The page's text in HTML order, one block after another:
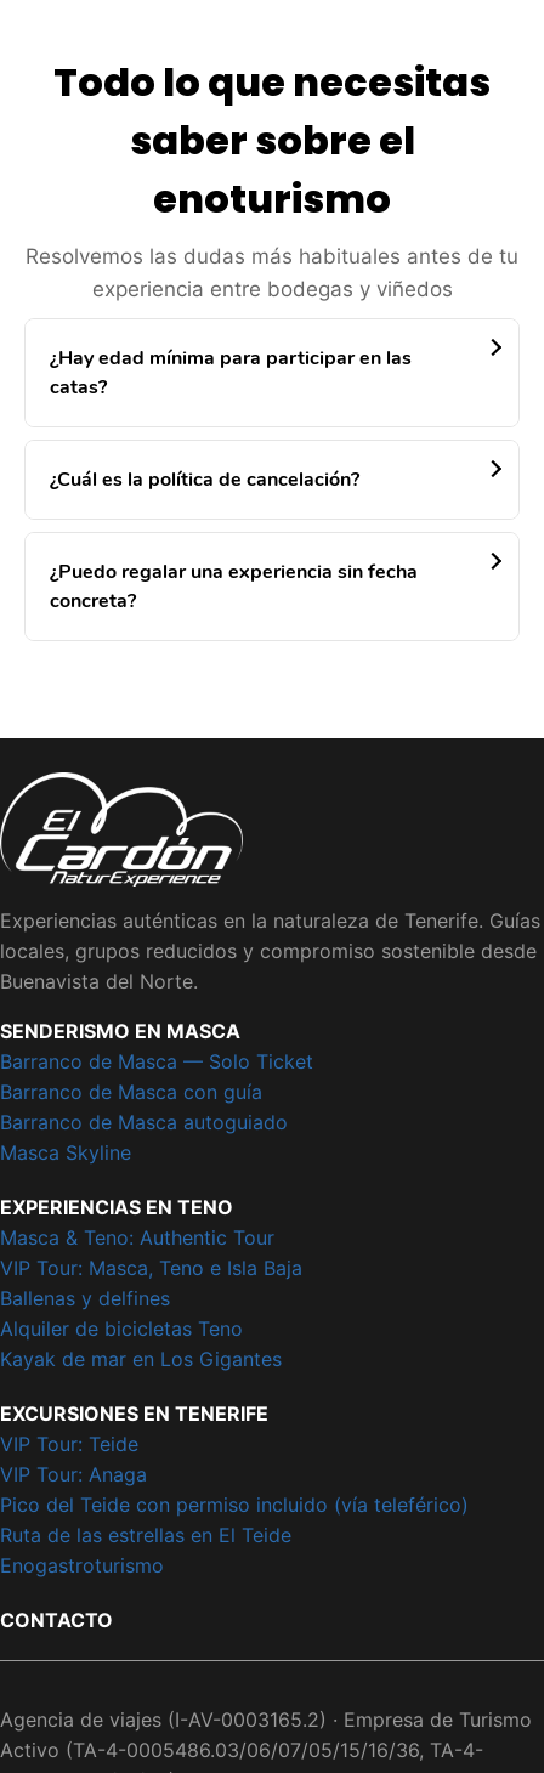
Todo lo que necesitas
saber sobre el
enoturismo
Resolvemos las dudas más habituales antes de tu
experiencia entre bodegas y viñedos
¿Hay edad mínima para participar en las
catas?
¿Cuál es la política de cancelación?
¿Puedo regalar una experiencia sin fecha
concreta?
Experiencias auténticas en la naturaleza de Tenerife. Guías
locales, grupos reducidos y compromiso sostenible desde
Buenavista del Norte.
SENDERISMO EN MASCA
Barranco de Masca — Solo Ticket
Barranco de Masca con guía
Barranco de Masca autoguiado
Masca Skyline
EXPERIENCIAS EN TENO
Masca & Teno: Authentic Tour
VIP Tour: Masca, Teno e Isla Baja
Ballenas y delfines
Alquiler de bicicletas Teno
Kayak de mar en Los Gigantes
EXCURSIONES EN TENERIFE
VIP Tour: Teide
VIP Tour: Anaga
Pico del Teide con permiso incluido (vía teleférico)
Ruta de las estrellas en El Teide
Enogastroturismo
CONTACTO
Agencia de viajes (I-AV-0003165.2) · Empresa de Turismo
Activo (TA-4-0005486.03/06/07/05/15/16/36, TA-4-